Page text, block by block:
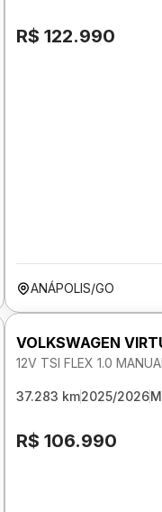
R$ 122.990
ANÁPOLIS/GO
VOLKSWAGEN
12V TSI FLEX 1.0
37.283 km2025/2026
R$ 106.990